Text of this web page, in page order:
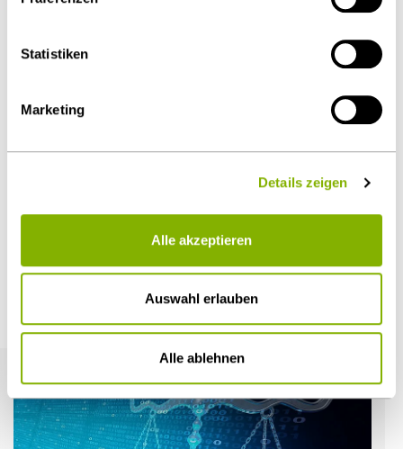
über dieCookie-Einstellungen
widerrufen oder ändern.
Statistiken
Marketing
Details zeigen
Alle akzeptieren
Auswahl erlauben
Alle ablehnen
Download Volltext
Weitere Artikel